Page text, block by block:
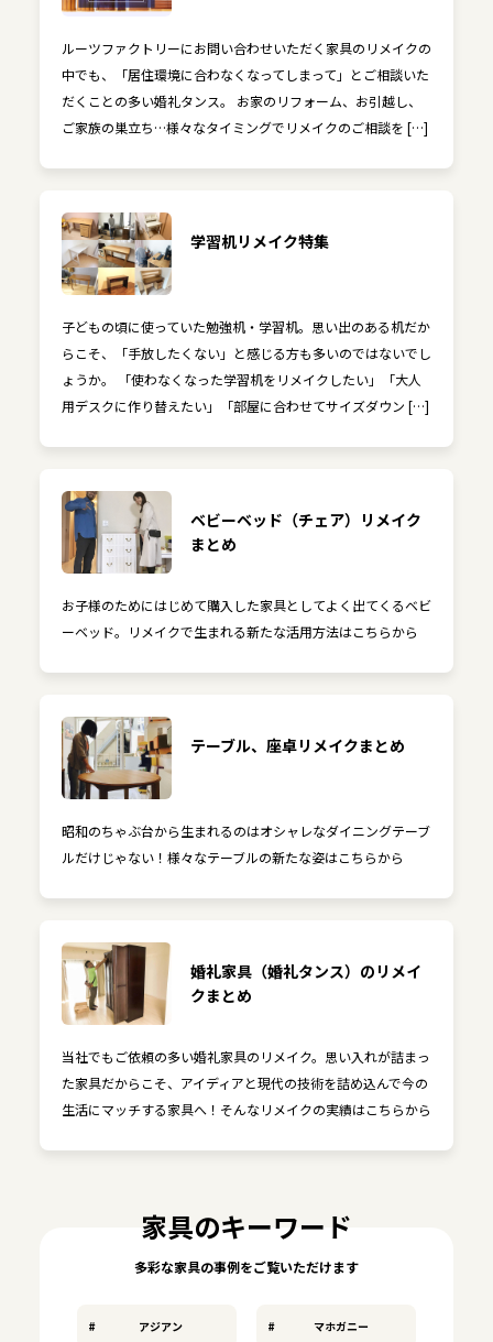
ルーツファクトリーにお問い合わせいただく家具のリメイクの
中でも、「居住環境に合わなくなってしまって」とご相談いた
だくことの多い婚礼タンス。 お家のリフォーム、お引越し、
ご家族の巣立ち…様々なタイミングでリメイクのご相談を […]
学習机リメイク特集
子どもの頃に使っていた勉強机・学習机。思い出のある机だか
らこそ、「手放したくない」と感じる方も多いのではないでし
ょうか。 「使わなくなった学習机をリメイクしたい」「大人
用デスクに作り替えたい」「部屋に合わせてサイズダウン […]
ベビーベッド（チェア）リメイク
まとめ
お子様のためにはじめて購入した家具としてよく出てくるベビ
ーベッド。リメイクで生まれる新たな活用方法はこちらから
テーブル、座卓リメイクまとめ
昭和のちゃぶ台から生まれるのはオシャレなダイニングテーブ
ルだけじゃない！様々なテーブルの新たな姿はこちらから
婚礼家具（婚礼タンス）のリメイ
クまとめ
当社でもご依頼の多い婚礼家具のリメイク。思い入れが詰まっ
た家具だからこそ、アイディアと現代の技術を詰め込んで今の
生活にマッチする家具へ！そんなリメイクの実績はこちらから
家具のキーワード
多彩な家具の事例をご覧いただけます
アジアン マホガニー